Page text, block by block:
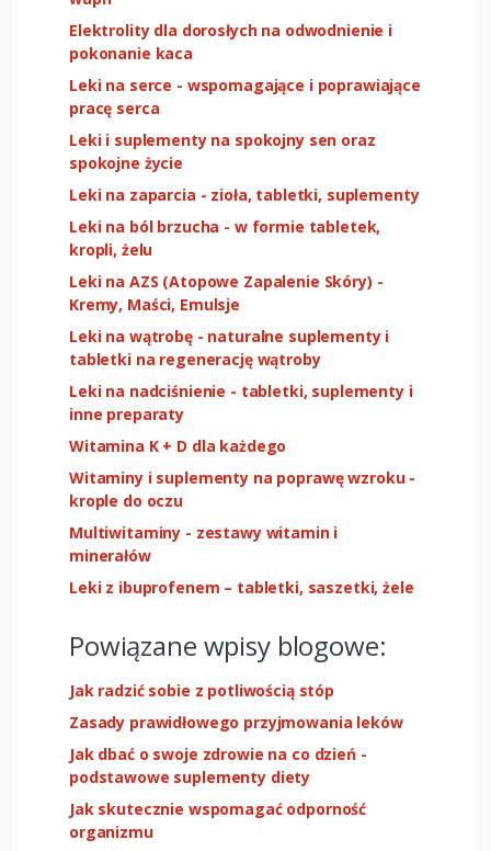
Elektrolity dla dorosłych na odwodnienie i
pokonanie kaca
Leki na serce - wspomagające i poprawiające
pracę serca
Leki i suplementy na spokojny sen oraz
spokojne życie
Leki na zaparcia - zioła, tabletki, suplementy
Leki na ból brzucha - w formie tabletek,
kropli, żelu
Leki na AZS (Atopowe Zapalenie Skóry) -
Kremy, Maści, Emulsje
Leki na wątrobę - naturalne suplementy i
tabletki na regenerację wątroby
Leki na nadciśnienie - tabletki, suplementy i
inne preparaty
Witamina K + D dla każdego
Witaminy i suplementy na poprawę wzroku -
krople do oczu
Multiwitaminy - zestawy witamin i
minerałów
Leki z ibuprofenem – tabletki, saszetki, żele
Powiązane wpisy blogowe:
Jak radzić sobie z potliwością stóp
Zasady prawidłowego przyjmowania leków
Jak dbać o swoje zdrowie na co dzień -
podstawowe suplementy diety
Jak skutecznie wspomagać odporność
organizmu